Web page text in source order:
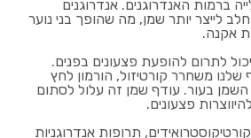
ברמות האנדרוגנים. אנדרוגנים
לייצר יותר שמן, מה שהופך בני נוער
אקנה.
לתרום להופעת פצעונים בפנים.
שלנו משחרר קורטיזול, הורמון לחץ
השמן בעור. עודף שמן זה עלול לסתום
פצעונים.
תרופות אנדרוגניות